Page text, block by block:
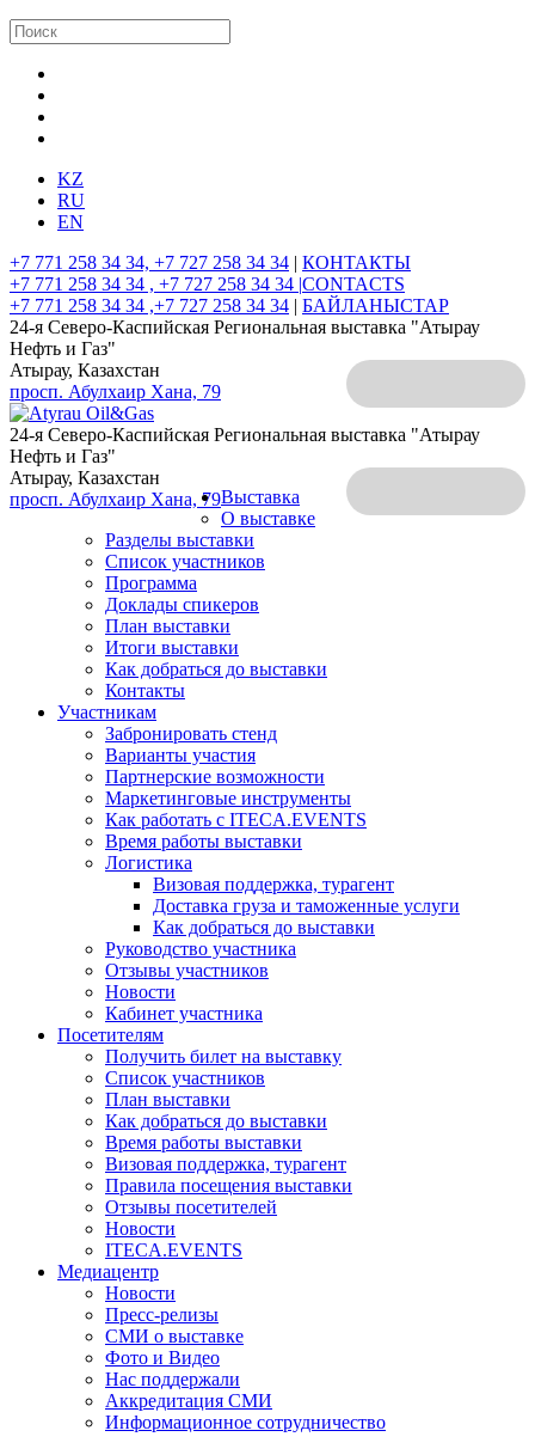
KZ
RU
EN
+7 771 258 34 34, +7 727 258 34 34 | КОНТАКТЫ
+7 771 258 34 34 , +7 727 258 34 34 |CONTACTS
+7 771 258 34 34 ,+7 727 258 34 34 | БАЙЛАНЫСТАР
24-я Северо-Каспийская Региональная выставка "Атырау
Нефть и Газ"
Атырау, Казахстан
просп. Абулхаир Хана, 79
24-я Северо-Каспийская Региональная выставка "Атырау
Нефть и Газ"
Атырау, Казахстан
просп. Абулхаир Хана, 79Выставка
О выставке
Разделы выставки
Список участников
Программа
Доклады спикеров
План выставки
Итоги выставки
Как добраться до выставки
Контакты
Участникам
Забронировать стенд
Варианты участия
Партнерские возможности
Маркетинговые инструменты
Как работать с ITECA.EVENTS
Время работы выставки
Логистика
Визовая поддержка, турагент
Доставка груза и таможенные услуги
Как добраться до выставки
Руководство участника
Отзывы участников
Новости
Кабинет участника
Посетителям
Получить билет на выставку
Список участников
План выставки
Как добраться до выставки
Время работы выставки
Визовая поддержка, турагент
Правила посещения выставки
Отзывы посетителей
Новости
ITECA.EVENTS
Медиацентр
Новости
Пресс-релизы
СМИ о выставке
Фото и Видео
Нас поддержали
Аккредитация СМИ
Информационное сотрудничество